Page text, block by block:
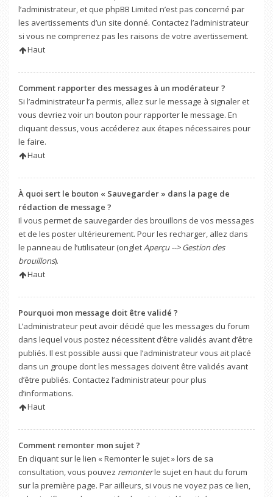
l’administrateur, et que phpBB Limited n’est pas concerné par
les avertissements d’un site donné. Contactez l’administrateur
si vous ne comprenez pas les raisons de votre avertissement.
Haut
Comment rapporter des messages à un modérateur ?
Si l’administrateur l’a permis, allez sur le message à signaler et
vous devriez voir un bouton pour rapporter le message. En
cliquant dessus, vous accéderez aux étapes nécessaires pour
le faire.
Haut
À quoi sert le bouton « Sauvegarder » dans la page de
rédaction de message ?
Il vous permet de sauvegarder des brouillons de vos messages
et de les poster ultérieurement. Pour les recharger, allez dans
le panneau de l’utilisateur (ongletAperçu --> Gestion des
brouillons).
Haut
Pourquoi mon message doit être validé ?
L’administrateur peut avoir décidé que les messages du forum
dans lequel vous postez nécessitent d’être validés avant d’être
publiés. Il est possible aussi que l’administrateur vous ait placé
dans un groupe dont les messages doivent être validés avant
d’être publiés. Contactez l’administrateur pour plus
d’informations.
Haut
Comment remonter mon sujet ?
En cliquant sur le lien « Remonter le sujet » lors de sa
consultation, vous pouvez remonterle sujet en haut du forum
sur la première page. Par ailleurs, si vous ne voyez pas ce lien,